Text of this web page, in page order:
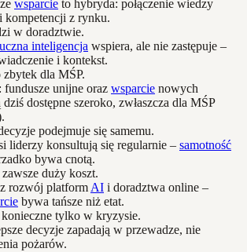
wsparcie to hybryda: połączenie wiedzy
kompetencji z rynku.
w doradztwie.
inteligencja wspiera, ale nie zastępuje –
i kontekst.
zbytek dla MŚP.
fundusze unijne oraz wsparcie nowych
dostępne szeroko, zwłaszcza dla MŚP
podejmuje się samemu.
liderzy konsultują się regularnie – samotność
bywa cnotą.
duży koszt.
rozwój platform AI i doradztwa online –
bywa tańsze niż etat.
konieczne tylko w kryzysie.
decyzje zapadają w przewadze, nie
pożarów.